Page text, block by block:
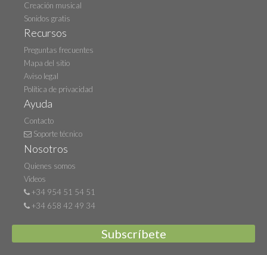
Creación musical
Sonidos gratis
Recursos
Preguntas frecuentes
Mapa del sitio
Aviso legal
Política de privacidad
Ayuda
Contacto
Soporte técnico
Nosotros
Quienes somos
Videos
+34 954 51 54 51
+34 658 42 49 34
Subscríbete